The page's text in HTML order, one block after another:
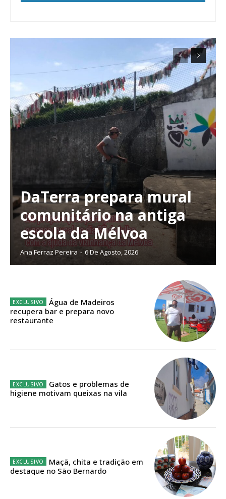
Planos de Assinatura
Faça-se assinante do Região de Cister e ajude-nos a manter este serviço
público!
Sendo assinante terá acesso a todos os conteúdos exclusivos e versões
12 meses
DaTerra prepara mural
comunitário na antiga
escola da Mélvoa
Ana Ferraz Pereira - 6 De Agosto, 2026
Água de Madeiros
recupera bar e prepara novo
restaurante
Gatos e problemas de
higiene motivam queixas na vila
Maçã, chita e tradição em
destaque no São Bernardo